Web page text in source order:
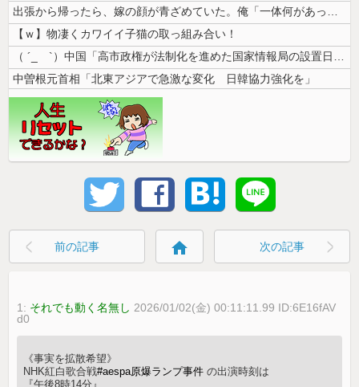
出張から帰ったら、嫁の顔が青ざめていた。俺「一体何があったんだ？」嫁「...
【ｗ】物凄くカワイイ子猫の取っ組み合い！
（ ´_ゝ`）中国「高市政権が法制化を進めた国家情報局の設置日が7月3...
中曽根元首相「北東アジアで急激な変化 日韓協力強化を」
前の記事 home 次の記事
1: それでも動く名無し 2026/01/02(金) 00:11:11.99 ID:6E16fAV
d0
《事実を拡散希望》
NHK紅白歌合戦#aespa原爆ランプ事件 の出演時刻は
『午後8時14分』